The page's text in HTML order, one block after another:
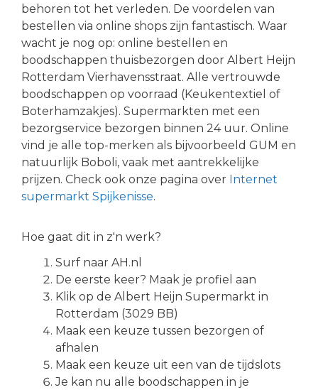
behoren tot het verleden. De voordelen van
bestellen via online shops zijn fantastisch. Waar
wacht je nog op: online bestellen en
boodschappen thuisbezorgen door Albert Heijn
Rotterdam Vierhavensstraat. Alle vertrouwde
boodschappen op voorraad (Keukentextiel of
Boterhamzakjes). Supermarkten met een
bezorgservice bezorgen binnen 24 uur. Online
vind je alle top-merken als bijvoorbeeld GUM en
natuurlijk Boboli, vaak met aantrekkelijke
prijzen. Check ook onze pagina over Internet
supermarkt Spijkenisse.
Hoe gaat dit in z'n werk?
Surf naar AH.nl
De eerste keer? Maak je profiel aan
Klik op de Albert Heijn Supermarkt in
Rotterdam (3029 BB)
Maak een keuze tussen bezorgen of
afhalen
Maak een keuze uit een van de tijdslots
Je kan nu alle boodschappen in je